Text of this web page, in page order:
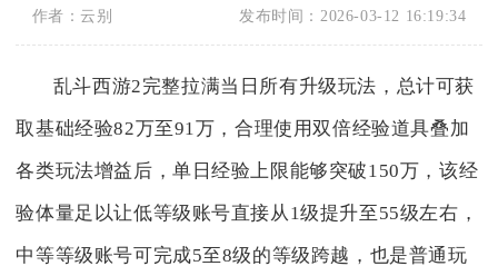
作者： 云别 发布时间： 2026-03-12 16:19:34
乱斗西游2完整拉满当日所有升级玩法，总计可获
取基础经验82万至91万，合理使用双倍经验道具叠加
各类玩法增益后，单日经验上限能够突破150万，该经
验体量足以让低等级账号直接从1级提升至55级左右，
中等等级账号可完成5至8级的等级跨越，也是普通玩